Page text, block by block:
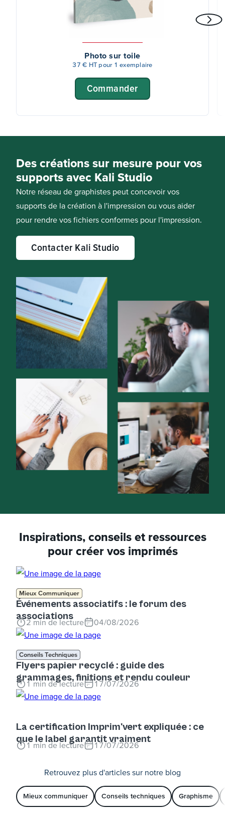
Photo sur toile
37 € HT pour 1 exemplaire
Commander
Des créations sur mesure pour vos
supports avec Kali Studio
Notre réseau de graphistes peut concevoir vos
supports de la création à l'impression ou vous aider
pour rendre vos fichiers conformes pour l'impression.
Contacter Kali Studio
Inspirations, conseils et ressources
pour créer vos imprimés
Mieux Communiquer
Événements associatifs : le forum des
associations
2 min de lecture 04/08/2026
Conseils Techniques
Flyers papier recyclé : guide des
grammages, finitions et rendu couleur
1min de lecture 17/07/2026
La certification Imprim'vert expliquée : ce
que le label garantit vraiment
1min de lecture 17/07/2026
Retrouvez plus d'articles sur notre blog
Mieux communiquer Conseils techniques Graphisme